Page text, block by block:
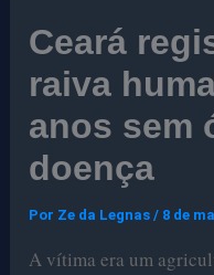
Ceará
raiva
anos sem
doença
Por Ze da Legnas/ 8 de
A vítima era um